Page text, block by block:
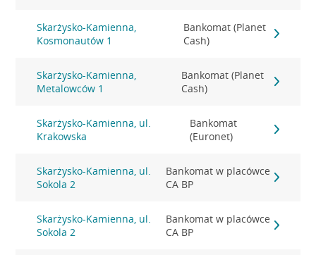
Skarżysko-Kamienna,
Kosmonautów 1
Bankomat (Planet
Cash)
Skarżysko-Kamienna,
Metalowców 1
Bankomat (Planet
Cash)
Skarżysko-Kamienna, ul.
Krakowska
Bankomat
(Euronet)
Skarżysko-Kamienna, ul.
Sokola 2
Bankomat w placówce
CA BP
Skarżysko-Kamienna, ul.
Sokola 2
Bankomat w placówce
CA BP